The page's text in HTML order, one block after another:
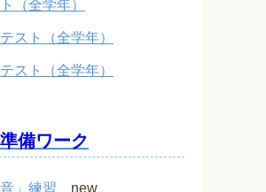
（全学年）
スト（全学年）
スト（全学年）
備ワーク
」練習 new